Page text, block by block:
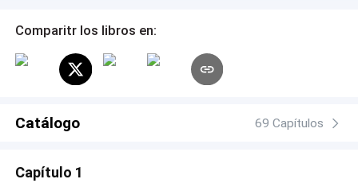
logras mirarme a los ojos y decirme que no me deseas, te
oscura guerra de poder en la cama, pronto se convierte
en una adicción incontrolable. Pero cuando el primer
todo, Victoria decide que no compartirá al hombre del que
sobre las sábanas revueltas y huye del país. Lo que
Comparitr los libros en:
Catálogo 69 Capítulos
Capítulo 1